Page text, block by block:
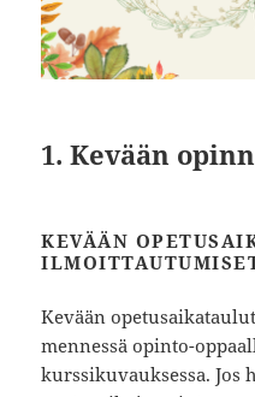
1. Kevään
KEVÄÄN
Kevään
mennessä opinto-
kurssikuvauksessa. Jos